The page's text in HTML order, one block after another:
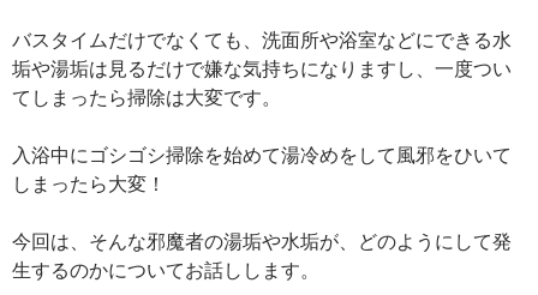
バスタイムだけでなくても、洗面所や浴室などにできる水
垢や湯垢は見るだけで嫌な気持ちになりますし、一度つい
てしまったら掃除は大変です。
入浴中にゴシゴシ掃除を始めて湯冷めをして風邪をひいて
しまったら大変！
今回は、そんな邪魔者の湯垢や水垢が、どのようにして発
生するのかについてお話しします。